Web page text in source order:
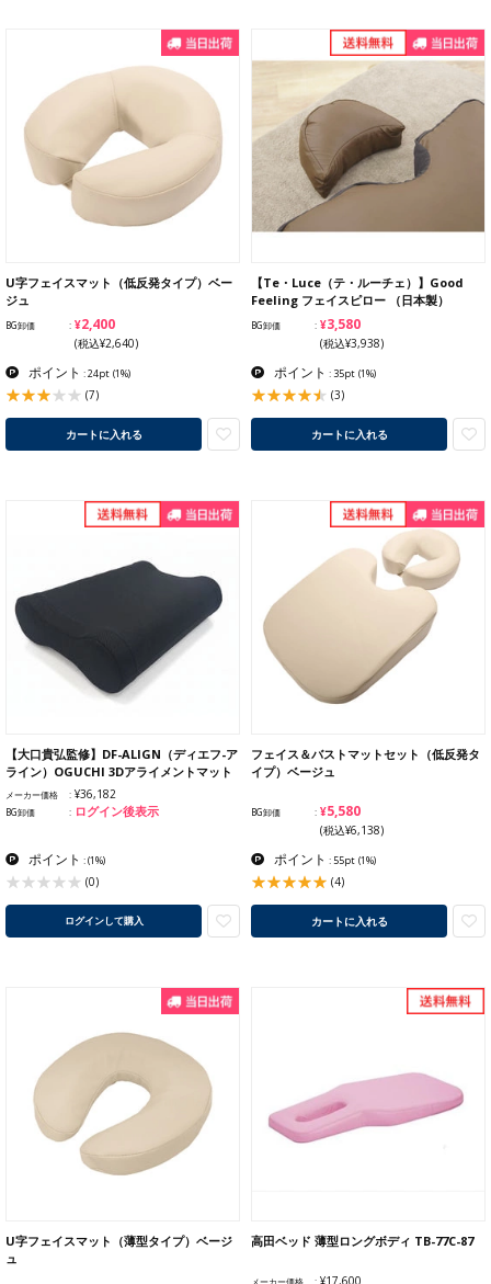
U字フェイスマット（低反発タイプ）ベー
ジュ
BG卸価 ¥2,400
(税込¥2,640)
ポイント : 24pt (1%)
(7)
カートに入れる
【Te・Luce（テ・ルーチェ）】Good
Feeling フェイスピロー （日本製）
BG卸価 ¥3,580
(税込¥3,938)
ポイント : 35pt (1%)
(3)
カートに入れる
【大口貴弘監修】DF-ALIGN（ディエフ-ア
ライン）OGUCHI 3Dアライメントマット
メーカー価格 ¥36,182
BG卸価 ログイン後表示
ポイント :(1%)
(0)
ログインして購入
フェイス＆バストマットセット（低反発タ
イプ）ベージュ
BG卸価 ¥5,580
(税込¥6,138)
ポイント : 55pt (1%)
(4)
カートに入れる
U字フェイスマット（薄型タイプ）ベージ
ュ
高田ベッド 薄型ロングボディ TB-77C-87
メーカー価格 ¥17,600